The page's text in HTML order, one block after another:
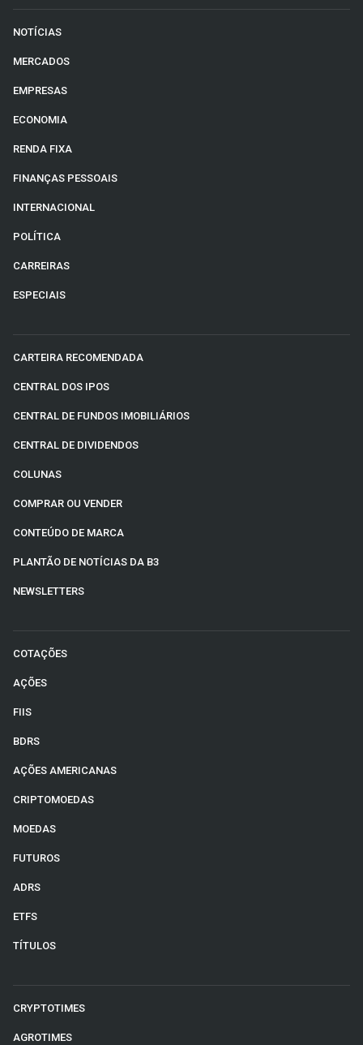
NOTÍCIAS
MERCADOS
EMPRESAS
ECONOMIA
RENDA FIXA
FINANÇAS PESSOAIS
INTERNACIONAL
POLÍTICA
CARREIRAS
ESPECIAIS
CARTEIRA RECOMENDADA
CENTRAL DOS IPOS
CENTRAL DE FUNDOS IMOBILIÁRIOS
CENTRAL DE DIVIDENDOS
COLUNAS
COMPRAR OU VENDER
CONTEÚDO DE MARCA
PLANTÃO DE NOTÍCIAS DA B3
NEWSLETTERS
COTAÇÕES
AÇÕES
FIIS
BDRS
AÇÕES AMERICANAS
CRIPTOMOEDAS
MOEDAS
FUTUROS
ADRS
ETFS
TÍTULOS
CRYPTOTIMES
AGROTIMES